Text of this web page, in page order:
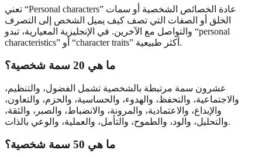
تعني “Personal characters” عادة الخصائص الشخصية أو سمات
الخلق أو الصفات التي تصف كيف يميل الشخص إلى التصرف
والتواصل مع الآخرين. في الإنجليزية المعيارية، تبدو “personal
characteristics” أو “character traits” أكثر طبيعية.
ما هي 20 سمة شخصية؟
عشرون سمة مرتبطة بالشخصية تشمل الفضول، والتنظيم،
والاجتماعية، والتحفظ، والهدوء، والحساسية، والحزم، والتعاون،
والإبداع، والاعتمادية، والمرونة، والانضباط، والصبر، والثقة،
والتحليل، والود، والطموح، والتأمل، والعملية، والوعي بالذات.
ما هي 50 سمة شخصية؟